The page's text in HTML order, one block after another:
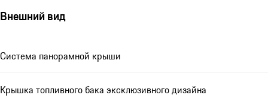
Внешний вид
Система панорамной крыши
Крышка топливного бака эксклюзивного дизайна